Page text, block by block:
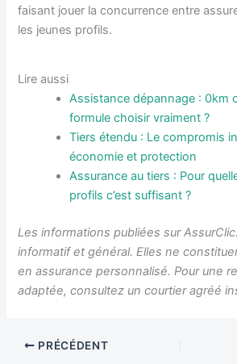
faisant jouer la concurrence entre
les jeunes profils.
Lire aussi
Assistance dépannage : 0km
formule choisir vraiment ?
Tiers étendu : Le compromis
économie et protection
Assurance au tiers : Pour
profils c’est suffisant ?
Les informations publiées sur
informatif et général. Elles ne
en assurance personnalisé. Pour une
adaptée, consultez un courtier agréé
PRÉCÉDENT